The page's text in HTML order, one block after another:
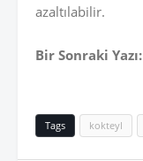
azaltılabilir.
Bir Sonraki Yazı:
Tags kokteyl